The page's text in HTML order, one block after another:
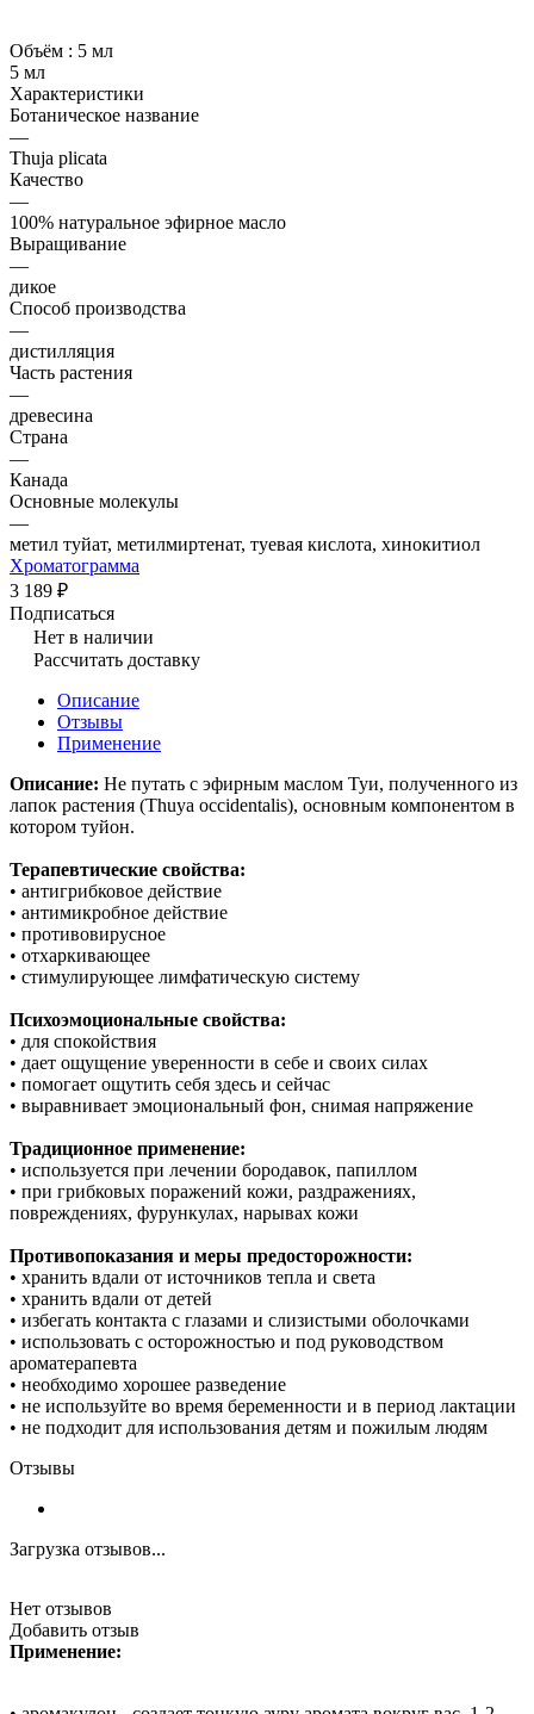
Объём : 5 мл
5 мл
Характеристики
Ботаническое название
—
Thuja plicata
Качество
—
100% натуральное эфирное масло
Выращивание
—
дикое
Способ производства
—
дистилляция
Часть растения
—
древесина
Страна
—
Канада
Основные молекулы
—
метил туйат, метилмиртенат, туевая кислота, хинокитиол
Хроматограмма
3 189 ₽
Подписаться
Нет в наличии
Рассчитать доставку
Описание
Отзывы
Применение
Описание: Не путать с эфирным маслом Туи, полученного из
лапок растения (Thuya occidentalis), основным компонентом в
котором туйон.
Терапевтические свойства:
• антигрибковое действие
• антимикробное действие
• противовирусное
• отхаркивающее
• стимулирующее лимфатическую систему
Психоэмоциональные свойства:
• для спокойствия
• дает ощущение уверенности в себе и своих силах
• помогает ощутить себя здесь и сейчас
• выравнивает эмоциональный фон, снимая напряжение
Традиционное применение:
• используется при лечении бородавок, папиллом
• при грибковых поражений кожи, раздражениях,
повреждениях, фурункулах, нарывах кожи
Противопоказания и меры предосторожности:
• хранить вдали от источников тепла и света
• хранить вдали от детей
• избегать контакта с глазами и слизистыми оболочками
• использовать с осторожностью и под руководством
ароматерапевта
• необходимо хорошее разведение
• не используйте во время беременности и в период лактации
• не подходит для использования детям и пожилым людям
Отзывы
Загрузка отзывов...
Нет отзывов
Добавить отзыв
Применение: